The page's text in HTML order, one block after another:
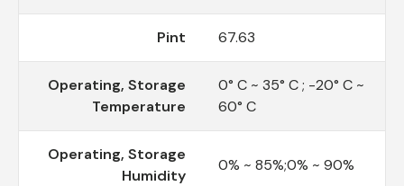
Pint 67.63
Operating, Storage
Temperature
0° C ~ 35° C ; -20° C ~
60° C
Operating, Storage
Humidity
0% ~ 85%;0% ~ 90%